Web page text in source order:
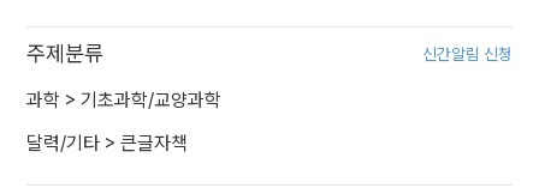
주제분류 신간알림 신청
과학 > 기초과학/교양과학
달력/기타 > 큰글자책